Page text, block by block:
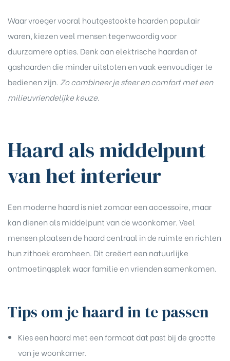
Waar vroeger vooral houtgestookte haarden populair
waren, kiezen veel mensen tegenwoordig voor
duurzamere opties. Denk aan elektrische haarden of
gashaarden die minder uitstoten en vaak eenvoudiger te
bedienen zijn. Zo combineer je sfeer en comfort met een
milieuvriendelijke keuze.
Haard als middelpunt
van het interieur
Een moderne haard is niet zomaar een accessoire, maar
kan dienen als middelpunt van de woonkamer. Veel
mensen plaatsen de haard centraal in de ruimte en richten
hun zithoek eromheen. Dit creëert een natuurlijke
ontmoetingsplek waar familie en vrienden samenkomen.
Tips om je haard in te passen
Kies een haard met een formaat dat past bij de grootte
van je woonkamer.